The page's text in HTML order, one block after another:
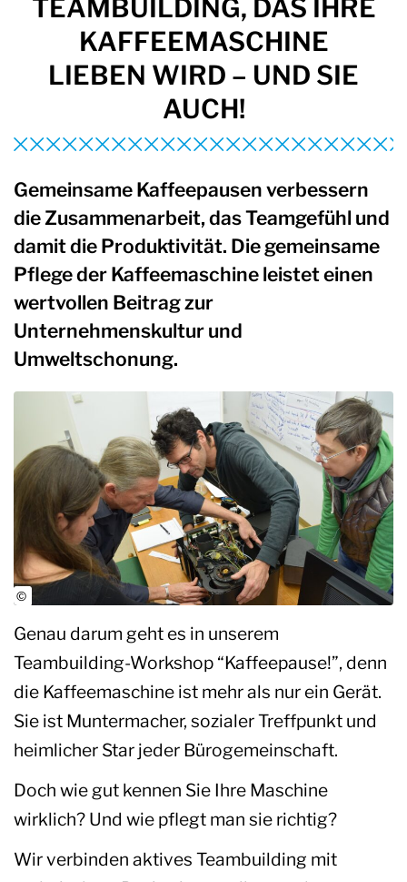
TEAMBUILDING, DAS IHRE
KAFFEEMASCHINE
LIEBEN WIRD – UND SIE
AUCH!
Gemeinsame Kaffeepausen verbessern
die Zusammenarbeit, das Teamgefühl und
damit die Produktivität. Die gemeinsame
Pflege der Kaffeemaschine leistet einen
wertvollen Beitrag zur
Unternehmenskultur und
Umweltschonung.
Genau darum geht es in unserem
Teambuilding-Workshop “Kaffeepause!”, denn
die Kaffeemaschine ist mehr als nur ein Gerät.
Sie ist Muntermacher, sozialer Treffpunkt und
heimlicher Star jeder Bürogemeinschaft.
Doch wie gut kennen Sie Ihre Maschine
wirklich? Und wie pflegt man sie richtig?
Wir verbinden aktives Teambuilding mit